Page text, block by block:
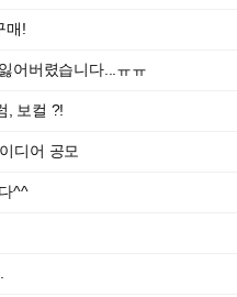
매!
어버렸습니다...ㅠㅠ
, 보컬 ?!
디어 공모
^^